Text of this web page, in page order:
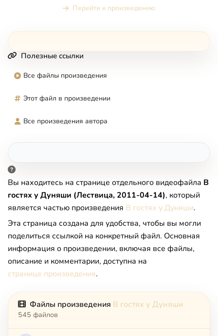
Перейти к произведению
Полезные ссылки
Все файлы произведения
Этот файл в произведении
Все произведения автора
Вы находитесь на странице отдельного видеофайла В
гостях у Дуняши (Лествица, 2011-04-14), который
является частью произведения В гостях у Дуняши.
Эта страница создана для удобства, чтобы вы могли
поделиться ссылкой на конкретный файл. Основная
информация о произведении, включая все файлы,
описание и комментарии, доступна на
странице произведения.
Файлы произведения В гостях у Дуняши
545 файлов